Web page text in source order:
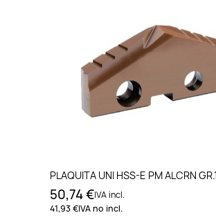
PLAQUITA UNI HSS-E PM ALCRN
50,74 €IVA incl.
41,93 €IVA no incl.